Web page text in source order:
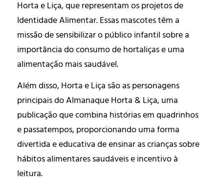
Horta e Liça, que representam os projetos de
Identidade Alimentar. Essas mascotes têm a
missão de sensibilizar o público infantil sobre a
importância do consumo de hortaliças e uma
alimentação mais saudável.
Além disso, Horta e Liça são as personagens
principais do Almanaque Horta & Liça, uma
publicação que combina histórias em quadrinhos
e passatempos, proporcionando uma forma
divertida e educativa de ensinar as crianças sobre
hábitos alimentares saudáveis e incentivo à
leitura.